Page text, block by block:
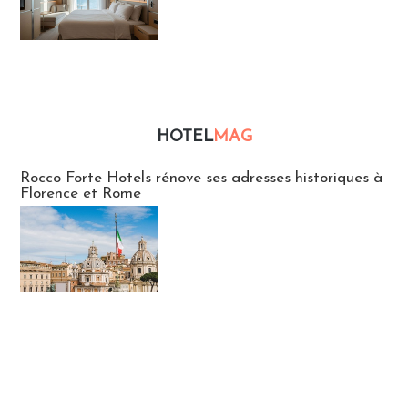
HOTELMAG
Rocco Forte Hotels rénove ses adresses historiques à
Florence et Rome